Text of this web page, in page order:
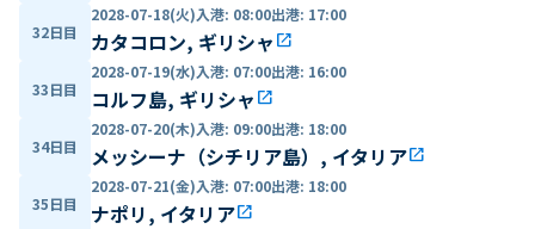
32日目
2028-07-18(火)入港: 08:00出港: 17:00
カタコロン, ギリシャ open_in_new
33日目
2028-07-19(水)入港: 07:00出港: 16:00
コルフ島, ギリシャ open_in_new
34日目
2028-07-20(木)入港: 09:00出港: 18:00
メッシーナ（シチリア島）, イタリアopen_in_new
35日目
2028-07-21(金)入港: 07:00出港: 18:00
ナポリ, イタリアopen_in_new